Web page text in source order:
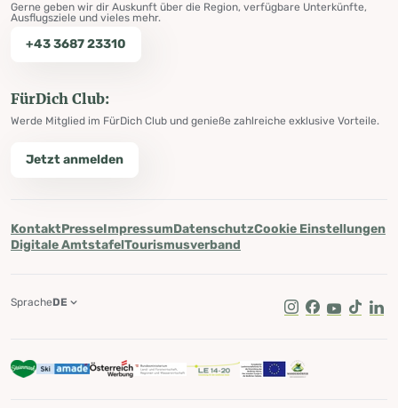
Gerne geben wir dir Auskunft über die Region, verfügbare Unterkünfte,
Ausflugsziele und vieles mehr.
+43 3687 23310
FürDich Club:
Werde Mitglied im FürDich Club und genieße zahlreiche exklusive Vorteile.
Jetzt anmelden
KontaktPresseImpressumDatenschutzCookie Einstellungen
Digitale AmtstafelTourismusverband
Instagram
Facebook
Youtube
Tik Tok
SpracheDE